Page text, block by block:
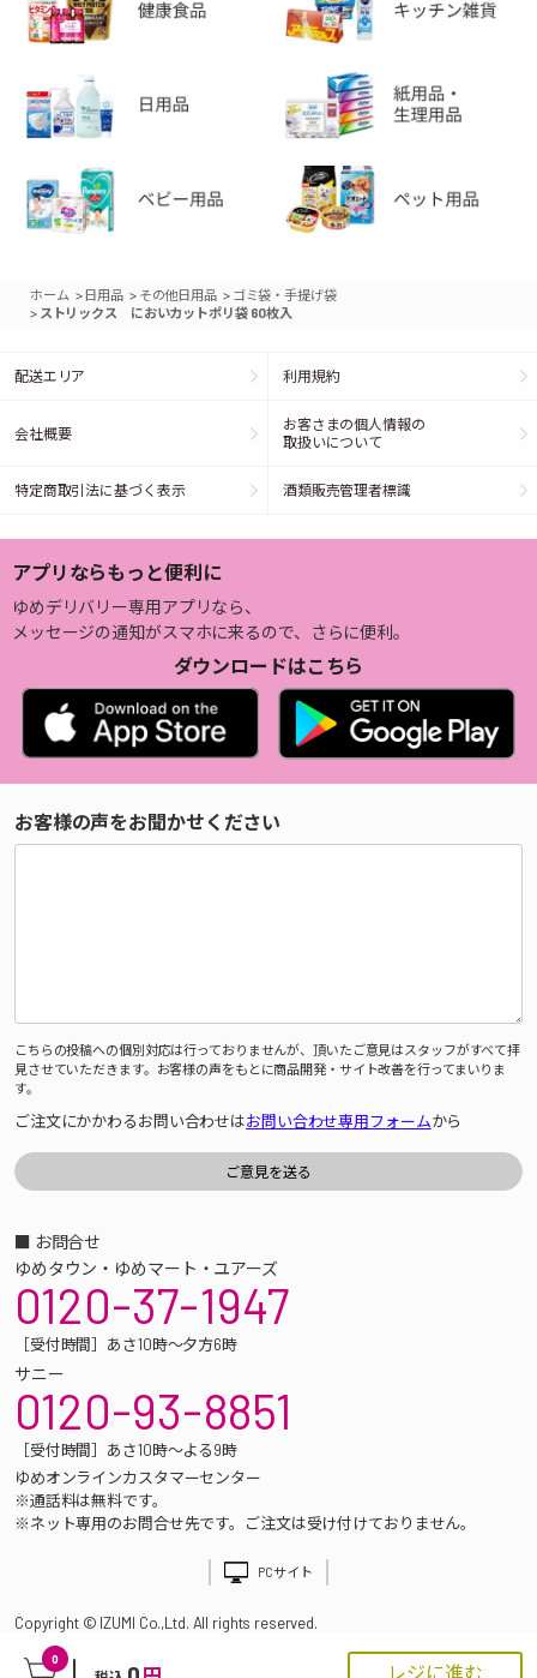
0
レジに進む
ホーム > 日用品 > その他日用品 > ゴミ袋・手提げ袋
> ストリックス においカットポリ袋 60枚入
配送エリア 利用規約
会社概要
お客さまの個人情報の
取扱いについて
特定商取引法に基づく表示 酒類販売管理者標識
アプリならもっと便利に
ゆめデリバリー専用アプリなら、
メッセージの通知がスマホに来るので、さらに便利。
ダウンロードはこちら
お客様の声をお聞かせください
こちらの投稿への個別対応は行っておりませんが、頂いたご意見はスタッフがすべて拝
見させていただきます。お客様の声をもとに商品開発・サイト改善を行ってまいりま
す。
ご注文にかかわるお問い合わせはお問い合わせ専用フォームから
■ お問合せ
ゆめタウン・ゆめマート・ユアーズ
0120-37-1947
［受付時間］あさ10時～夕方6時
サニー
0120-93-8851
［受付時間］あさ10時～よる9時
ゆめオンラインカスタマーセンター
※通話料は無料です。
※ネット専用のお問合せ先です。ご注文は受け付けておりません。
PCサイト
Copyright © IZUMI Co.,Ltd. All rights reserved.